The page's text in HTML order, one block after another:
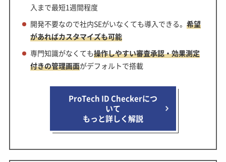
入まで最短1週間程度
開発不要なので社内SEがいなくても導入できる。 希望
があればカスタマイズも可能
専門知識がなくても操作しやすい審査承認・効果測定
付きの管理画面がデフォルトで搭載
ProTech ID Checkerにつ
いて
もっと詳しく解説